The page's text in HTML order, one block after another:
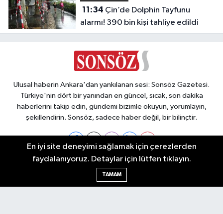
11:34
alarmı! 390 bin kişi tahliye edildi
Ulusal haberin Ankara'dan yankılanan sesi: Sonsöz Gazetesi.
Türkiye'nin dört bir yanından en güncel, sıcak, son dakika
haberlerini takip edin, gündemi bizimle okuyun, yorumlayın,
şekillendirin. Sonsöz, sadece haber değil, bir bilinçtir.
Ankara Nöbetçi Eczaneler
En iyi site deneyimi sağlamak için çerezlerden
faydalanıyoruz. Detaylar için lütfen tıklayın.
TAMAM